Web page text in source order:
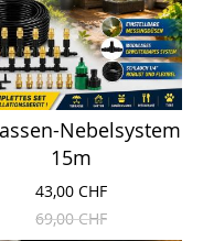
Nebelsystem
15m
43,00 CHF
69,00 CHF